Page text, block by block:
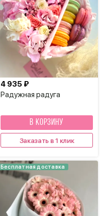
Радужная радуга
4 935 ₽
В КОРЗИНУ
Заказать в 1 клик
Бесплатная доставка